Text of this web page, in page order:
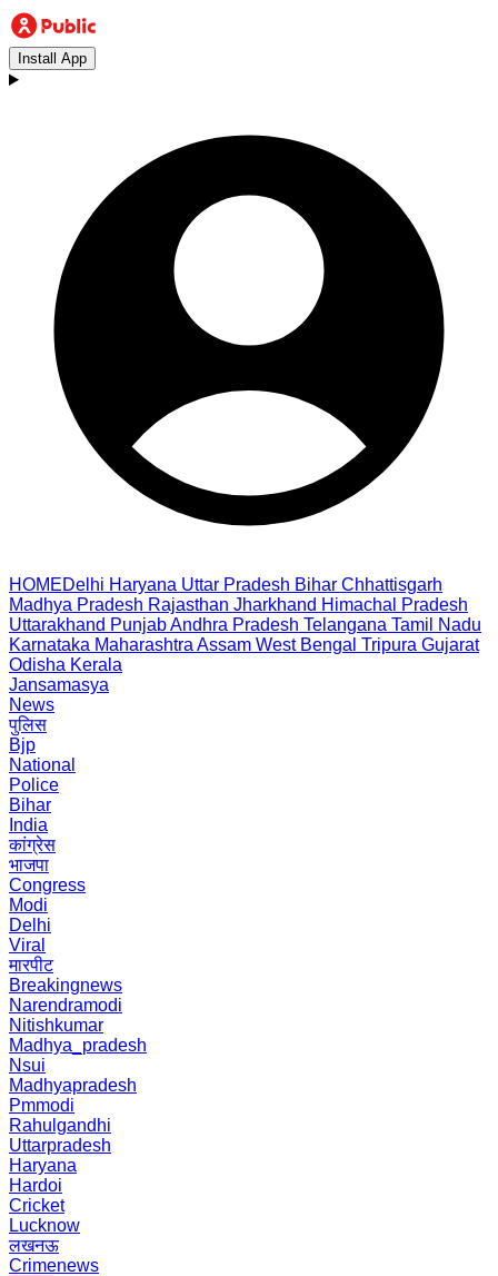
Install App
HOMEDelhi Haryana Uttar Pradesh Bihar Chhattisgarh
Madhya Pradesh Rajasthan Jharkhand Himachal Pradesh
Uttarakhand PunjabAndhra Pradesh Telangana Tamil Nadu
Karnataka Maharashtra Assam West Bengal Tripura Gujarat
Odisha Kerala
Jansamasya
News
पुलिस
Bjp
National
Police
Bihar
India
कांग्रेस
भाजपा
Congress
Modi
Delhi
Viral
मारपीट
Breakingnews
Narendramodi
Nitishkumar
Madhya_pradesh
Nsui
Madhyapradesh
Pmmodi
Rahulgandhi
Uttarpradesh
Haryana
Hardoi
Cricket
Lucknow
लखनऊ
Crimenews